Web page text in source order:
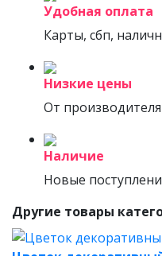
Удобная оплата
Карты, сбп,
Низкие цены
От производителя
Наличие
Новые
Другие товары